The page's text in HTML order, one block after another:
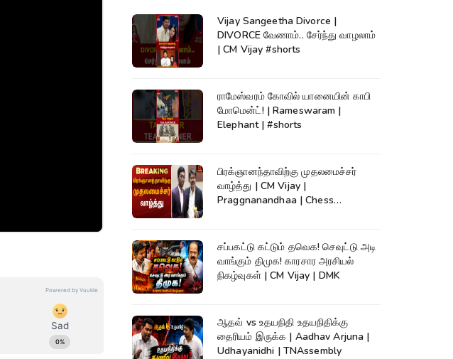
Vijay Sangeetha Divorce |
DIVORCE வேணாம்.. சேர்ந்து வாழலாம்
| CM Vijay #shorts
ராமேஸ்வரம் கோவில் யானையின் காபி
மோமென்ட்! | Rameswaram |
Elephant | #shorts
பிரக்ஞானந்தாவிற்கு முதலமைச்சர்
வாழ்த்து | CM Vijay |
Praggnanandhaa | Chess
சப்பகட்டு கட்டும் தவெக! செவுட்டு அடி
வாங்கும் திமுக! காரசார அரசியல்
நிகழ்வுகள் | CM Vijay | DMK
ஆதவ் vs உதயநிதி உதயநிதிக்கு
தைரியம் இருக்க | Aadhav Arjuna |
Udhayanidhi | TNAssembly